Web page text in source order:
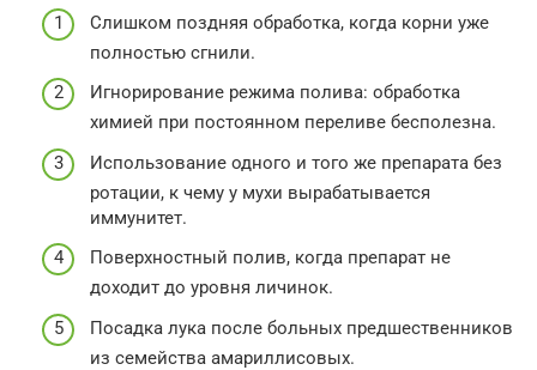
Слишком поздняя обработка, когда корни уже
полностью сгнили.
Игнорирование режима полива: обработка
химией при постоянном переливе бесполезна.
Использование одного и того же препарата без
ротации, к чему у мухи вырабатывается
иммунитет.
Поверхностный полив, когда препарат не
доходит до уровня личинок.
Посадка лука после больных предшественников
из семейства амариллисовых.